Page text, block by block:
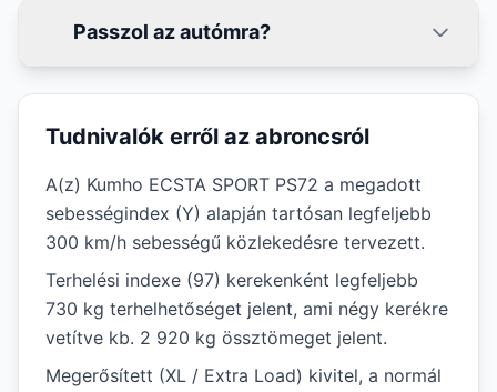
Passzol az autómra?
Tudnivalók erről az abroncsról
A(z) Kumho ECSTA SPORT PS72 a megadott
sebességindex (Y) alapján tartósan legfeljebb
300 km/h sebességű közlekedésre tervezett.
Terhelési indexe (97) kerekenként legfeljebb
730 kg terhelhetőséget jelent, ami négy kerékre
vetítve kb. 2 920 kg össztömeget jelent.
Megerősített (XL / Extra Load) kivitel, a normál